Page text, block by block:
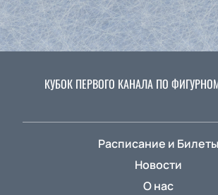
КУБОК ПЕРВОГО КАНАЛА ПО
Расписание и Билеты
Новости
О нас